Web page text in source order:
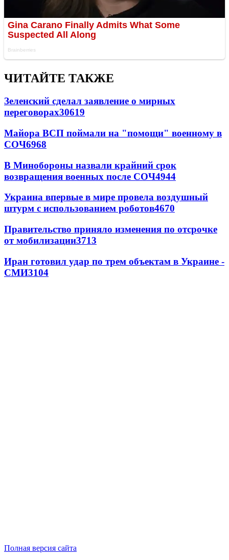
ЧИТАЙТЕ ТАКЖЕ
Зеленский сделал заявление о мирных
переговорах30619
Майора ВСП поймали на "помощи" военному в
СОЧ6968
В Минобороны назвали крайний срок
возвращения военных после СОЧ4944
Украина впервые в мире провела воздушный
штурм с использованием роботов4670
Правительство приняло изменения по отсрочке
от мобилизации3713
Иран готовил удар по трем объектам в Украине -
СМИ3104
Полная версия сайта